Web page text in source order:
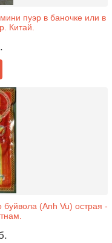
пуэр в баночке или в
Китай.
буйвола (Anh Vu) острая -